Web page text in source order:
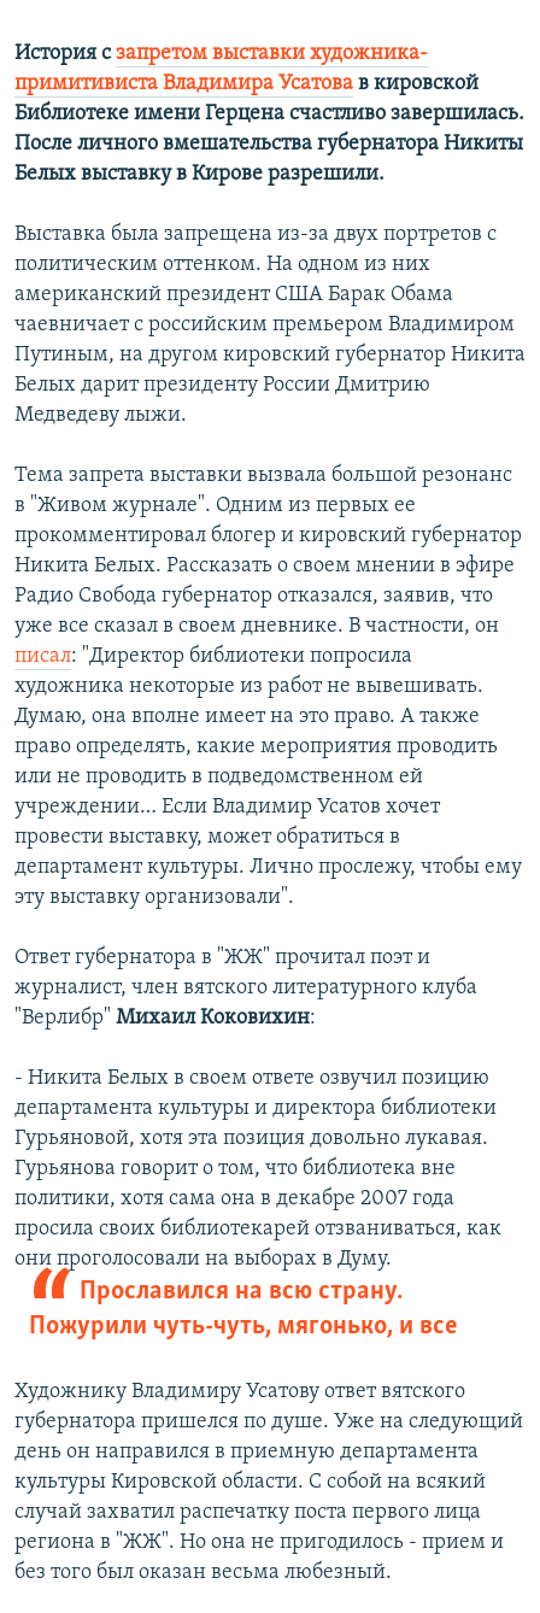
История сзапретом выставки художника-
примитивиста Владимира Усатова в кировской
Библиотеке имени Герцена счастливо завершилась.
После личного вмешательства губернатора Никиты
Белых выставку в Кирове разрешили.
Выставка была запрещена из-за двух портретов с
политическим оттенком. На одном из них
американский президент США Барак Обама
чаевничает с российским премьером Владимиром
Путиным, на другом кировский губернатор Никита
Белых дарит президенту России Дмитрию
Медведеву лыжи.
Тема запрета выставки вызвала большой резонанс
в "Живом журнале". Одним из первых ее
прокомментировал блогер и кировский губернатор
Никита Белых. Рассказать о своем мнении в эфире
Радио Свобода губернатор отказался, заявив, что
уже все сказал в своем дневнике. В частности, он
писал: "Директор библиотеки попросила
художника некоторые из работ не вывешивать.
Думаю, она вполне имеет на это право. А также
право определять, какие мероприятия проводить
или не проводить в подведомственном ей
учреждении… Если Владимир Усатов хочет
провести выставку, может обратиться в
департамент культуры. Лично прослежу, чтобы ему
эту выставку организовали".
Ответ губернатора в "ЖЖ" прочитал поэт и
журналист, член вятского литературного клуба
"Верлибр" Михаил Коковихин:
- Никита Белых в своем ответе озвучил позицию
департамента культуры и директора библиотеки
Гурьяновой, хотя эта позиция довольно лукавая.
Гурьянова говорит о том, что библиотека вне
политики, хотя сама она в декабре 2007 года
просила своих библиотекарей отзваниваться, как
они проголосовали на выборах в Думу.
Прославился на всю страну.
Пожурили чуть-чуть, мягонько, и все
Художнику Владимиру Усатову ответ вятского
губернатора пришелся по душе. Уже на следующий
день он направился в приемную департамента
культуры Кировской области. С собой на всякий
случай захватил распечатку поста первого лица
региона в "ЖЖ". Но она не пригодилось - прием и
без того был оказан весьма любезный.